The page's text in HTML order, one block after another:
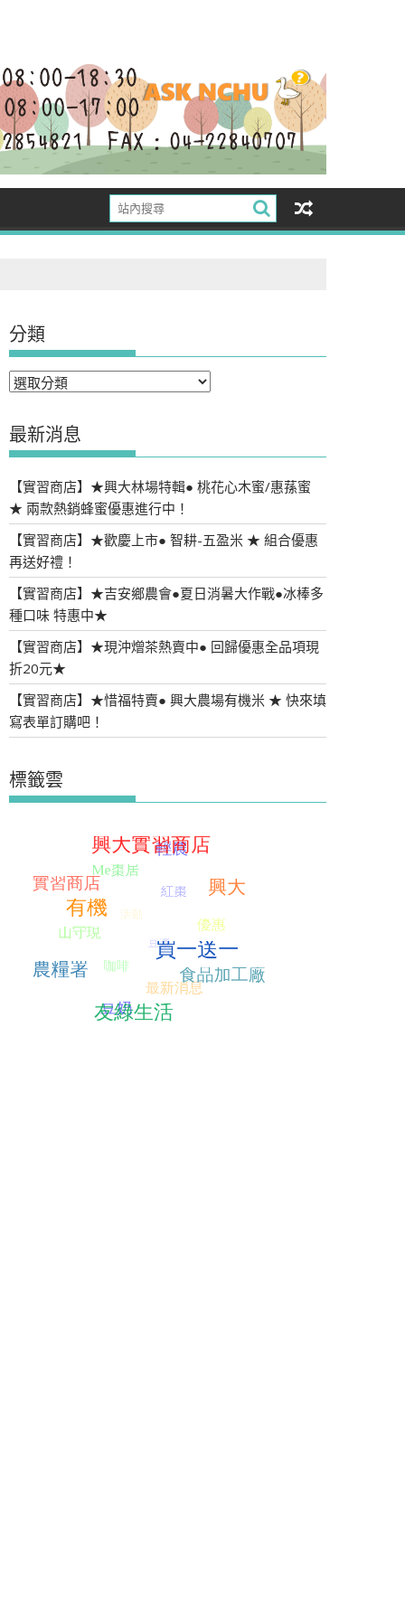
分類
分
最新消息
【實習商店】★興大林場特輯● 桃花心木蜜/惠蓀蜜
★ 兩款熱銷蜂蜜優惠進行中！
【實習商店】★歡慶上市● 智耕-五盈米 ★ 組合優惠
再送好禮！
【實習商店】★吉安鄉農會●夏日消暑大作戰●冰棒多
種口味 特惠中★
【實習商店】★現沖熷茶熱賣中● 回歸優惠全品項現
折20元★
【實習商店】★惜福特賣● 興大農場有機米 ★ 快來填
寫表單訂購吧！
標籤雲